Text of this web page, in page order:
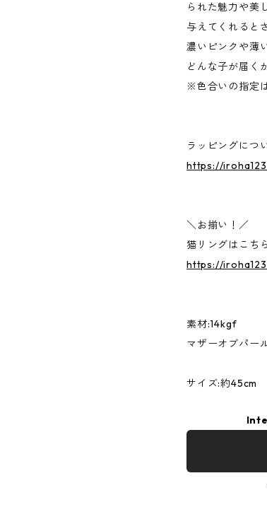
られた魅力や美
与えてくれると
濃いピンクや薄
どんな子が届く
※色合いの指定
ラッピングにつ
https://
＼お揃い！／
猫リングはこち
https://
素材:14kgf
マザーオブパー
サイズ:約45cm